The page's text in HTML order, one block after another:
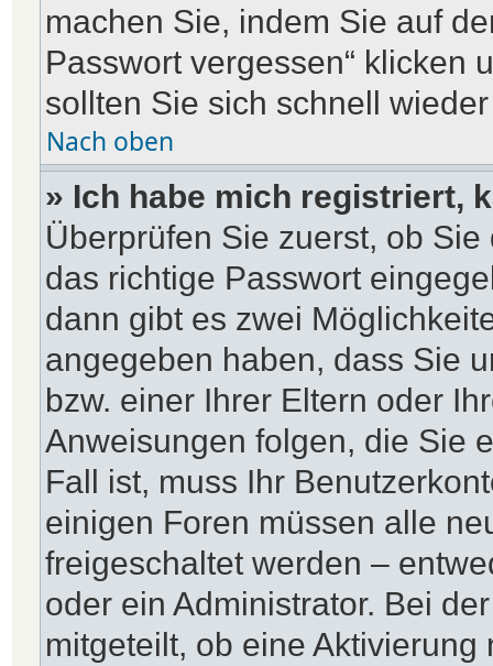
machen Sie, indem Sie auf
Passwort vergessen“ klicken
sollten Sie sich schnell
Nach oben
» Ich habe mich registriert,
Überprüfen Sie zuerst, ob
das richtige Passwort
dann gibt es zwei
angegeben haben, dass Sie
bzw. einer Ihrer Eltern oder
Anweisungen folgen, die Sie
Fall ist, muss Ihr
einigen Foren müssen alle
freigeschaltet werden –
oder ein Administrator. Bei
mitgeteilt, ob eine